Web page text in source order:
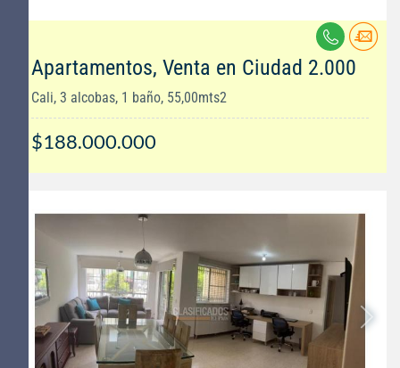
Apartamentos, Venta en Ciudad 2.000
Cali, 3 alcobas, 1 baño, 55,00mts2
$188.000.000